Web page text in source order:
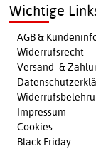
Wichtige
AGB &
Widerrufsrecht
Versand- &
Impressum
Cookies
Black Friday